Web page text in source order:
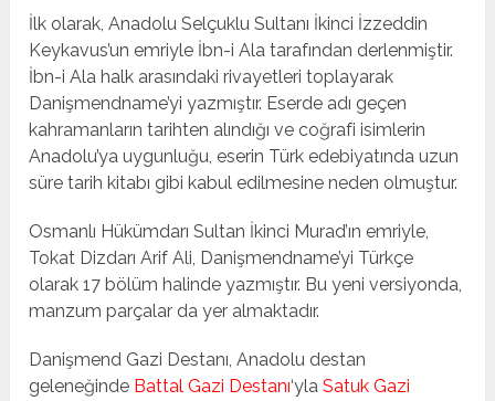
İlk olarak, Anadolu Selçuklu Sultanı İkinci İzzeddin
Keykavus’un emriyle İbn-i Ala tarafından derlenmiştir.
İbn-i Ala halk arasındaki rivayetleri toplayarak
Danişmendname’yi yazmıştır. Eserde adı geçen
kahramanların tarihten alındığı ve coğrafi isimlerin
Anadolu’ya uygunluğu, eserin Türk edebiyatında uzun
süre tarih kitabı gibi kabul edilmesine neden olmuştur.
Osmanlı Hükümdarı Sultan İkinci Murad’ın emriyle,
Tokat Dizdarı Arif Ali, Danişmendname’yi Türkçe
olarak 17 bölüm halinde yazmıştır. Bu yeni versiyonda,
manzum parçalar da yer almaktadır.
Danişmend Gazi Destanı, Anadolu destan
geleneğinde Battal Gazi Destanı‘ylaSatuk Gazi